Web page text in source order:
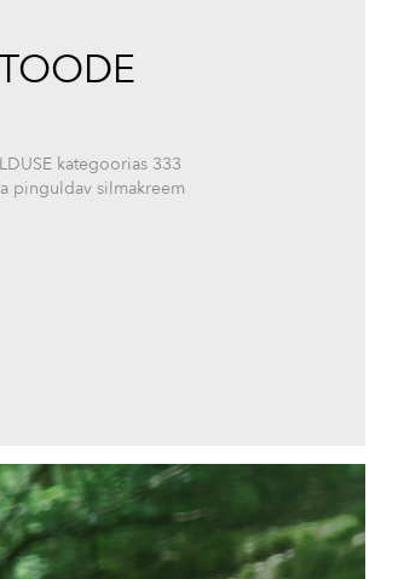
kategoorias 333
pinguldav silmakreem